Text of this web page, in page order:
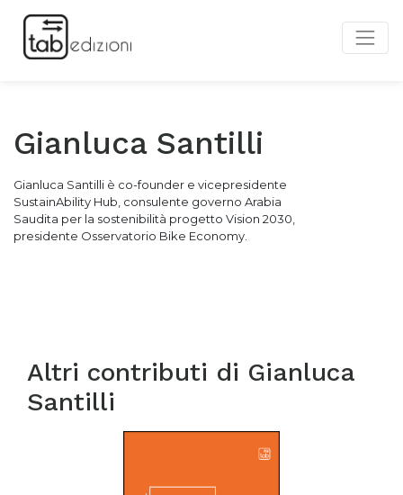
Gianluca Santilli
Gianluca Santilli è co-founder e vicepresidente
SustainAbility Hub, consulente governo Arabia
Saudita per la sostenibilità progetto Vision 2030,
presidente Osservatorio Bike Economy.
Altri contributi di Gianluca
Santilli